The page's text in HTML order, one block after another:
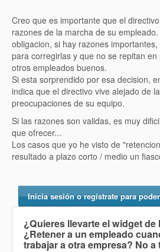
Creo que es importante que el
razones de la marcha de su
obligacion, si hay razones
para corregirlas y que no se repitan en
otros empleados buenos.
Si esta sorprendido por esa decision,
indica que el directivo vive alejado de
preocupaciones de su equipo.
Si las razones son validas, es muy
que ofrecer...
Los casos que yo he visto de
resultado a plazo corto / medio un
Inicia sesión o regístrate para
¿Quieres llevarte el widget de
¿Retener a un empleado
trabajar a otra empresa? No a